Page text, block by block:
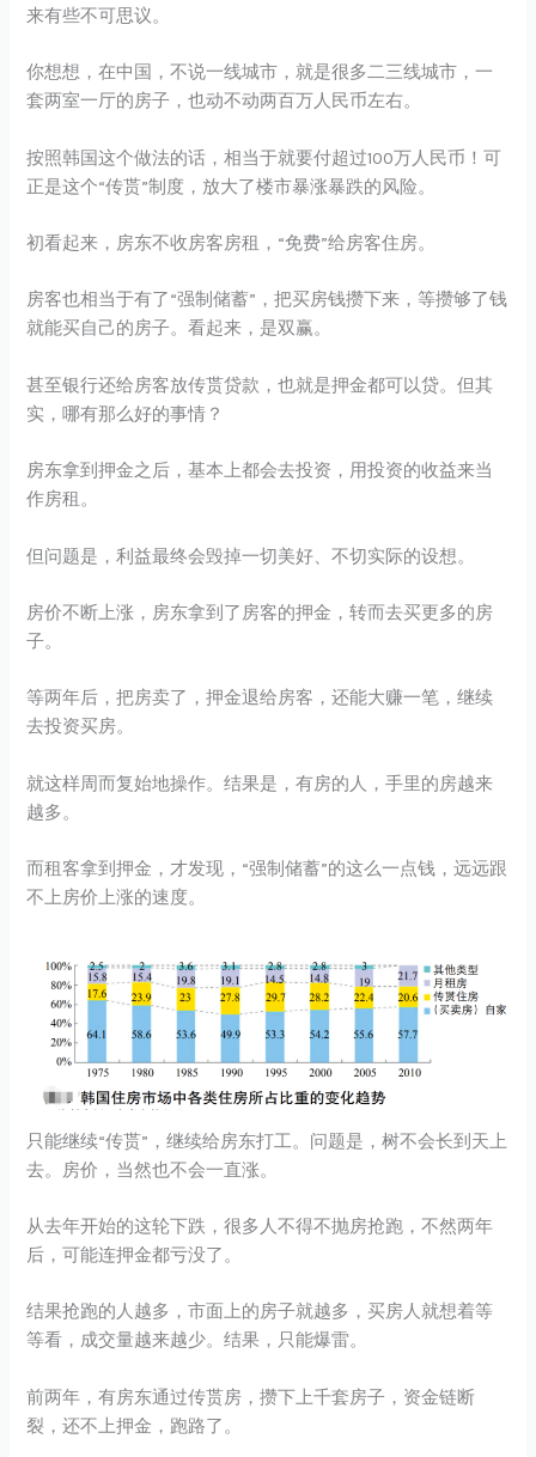
来有些不可思议。
你想想，在中国，不说一线城市，就是很多二三线城市，一
套两室一厅的房子，也动不动两百万人民币左右。
按照韩国这个做法的话，相当于就要付超过100万人民币！可
正是这个“传贳”制度，放大了楼市暴涨暴跌的风险。
初看起来，房东不收房客房租，“免费”给房客住房。
房客也相当于有了“强制储蓄”，把买房钱攒下来，等攒够了钱
就能买自己的房子。看起来，是双赢。
甚至银行还给房客放传贳贷款，也就是押金都可以贷。但其
实，哪有那么好的事情？
房东拿到押金之后，基本上都会去投资，用投资的收益来当
作房租。
但问题是，利益最终会毁掉一切美好、不切实际的设想。
房价不断上涨，房东拿到了房客的押金，转而去买更多的房
子。
等两年后，把房卖了，押金退给房客，还能大赚一笔，继续
去投资买房。
就这样周而复始地操作。结果是，有房的人，手里的房越来
越多。
而租客拿到押金，才发现，“强制储蓄”的这么一点钱，远远跟
不上房价上涨的速度。
只能继续“传贳”，继续给房东打工。问题是，树不会长到天上
去。房价，当然也不会一直涨。
从去年开始的这轮下跌，很多人不得不抛房抢跑，不然两年
后，可能连押金都亏没了。
结果抢跑的人越多，市面上的房子就越多，买房人就想着等
等看，成交量越来越少。结果，只能爆雷。
前两年，有房东通过传贳房，攒下上千套房子，资金链断
裂，还不上押金，跑路了。